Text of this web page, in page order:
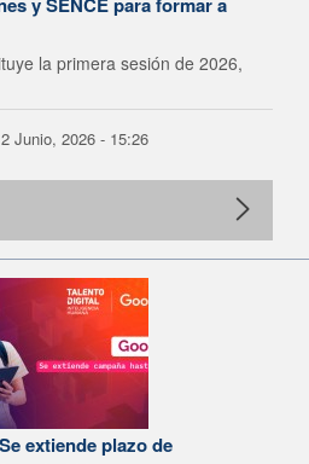
la primera sesión de 2026,
Junio, 2026 - 15:26
extiende plazo de